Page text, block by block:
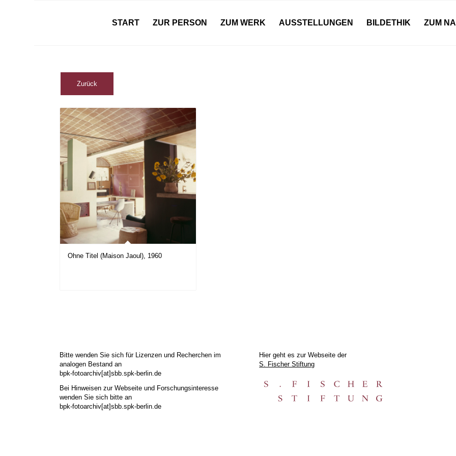
START ZUR PERSON ZUM WERK AUSSTELLUNGEN BILDETHIK ZUM
Ohne Titel (Maison Jaoul), 1960
Bitte wenden Sie sich für Lizenzen und Recherchen im
analogen Bestand an
bpk-fotoarchiv[at]sbb.spk-berlin.de
Bei Hinweisen zur Webseite und Forschungsinteresse
wenden Sie sich bitte an
bpk-fotoarchiv[at]sbb.spk-berlin.de
Hier geht es zur Webseite der
S. Fischer Stiftung